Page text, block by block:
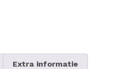
Extra informatie